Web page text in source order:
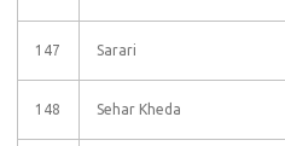
147 Sarari
148 Sehar Kheda